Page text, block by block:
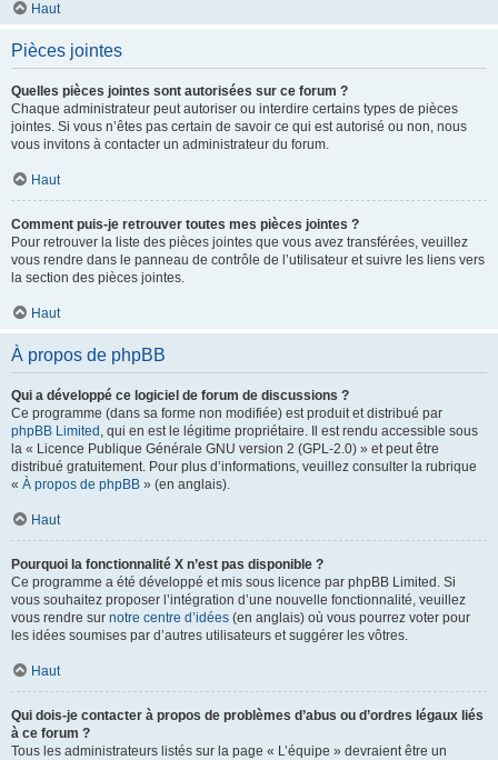
Haut
Pièces jointes
Quelles pièces jointes sont autorisées sur ce forum ?
Chaque administrateur peut autoriser ou interdire certains types de pièces
jointes. Si vous n’êtes pas certain de savoir ce qui est autorisé ou non, nous
vous invitons à contacter un administrateur du forum.
Haut
Comment puis-je retrouver toutes mes pièces jointes ?
Pour retrouver la liste des pièces jointes que vous avez transférées, veuillez
vous rendre dans le panneau de contrôle de l’utilisateur et suivre les liens vers
la section des pièces jointes.
Haut
À propos de phpBB
Qui a développé ce logiciel de forum de discussions ?
Ce programme (dans sa forme non modifiée) est produit et distribué par
phpBB Limited , qui en est le légitime propriétaire. Il est rendu accessible sous
la « Licence Publique Générale GNU version 2 (GPL-2.0) » et peut être
distribué gratuitement. Pour plus d’informations, veuillez consulter la rubrique
« À propos de phpBB » (en anglais).
Haut
Pourquoi la fonctionnalité X n’est pas disponible ?
Ce programme a été développé et mis sous licence par phpBB Limited. Si
vous souhaitez proposer l’intégration d’une nouvelle fonctionnalité, veuillez
vous rendre sur notre centre d’idées (en anglais) où vous pourrez voter pour
les idées soumises par d’autres utilisateurs et suggérer les vôtres.
Haut
Qui dois-je contacter à propos de problèmes d’abus ou d’ordres légaux liés
à ce forum ?
Tous les administrateurs listés sur la page « L’équipe » devraient être un